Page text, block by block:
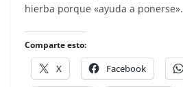
hierba porque «ayuda a ponerse».
Comparte esto:
X Facebook